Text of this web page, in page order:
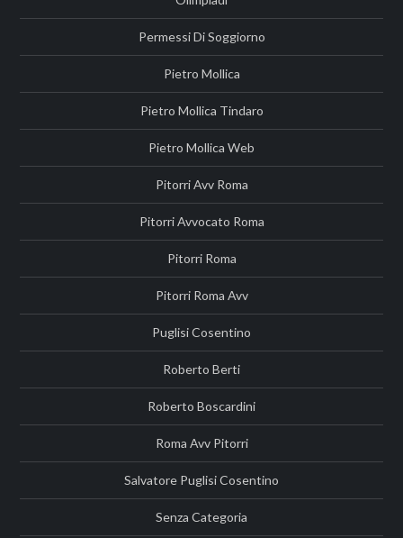
Permessi Di Soggiorno
Pietro Mollica
Pietro Mollica Tindaro
Pietro Mollica Web
Pitorri Avv Roma
Pitorri Avvocato Roma
Pitorri Roma
Pitorri Roma Avv
Puglisi Cosentino
Roberto Berti
Roberto Boscardini
Roma Avv Pitorri
Salvatore Puglisi Cosentino
Senza Categoria